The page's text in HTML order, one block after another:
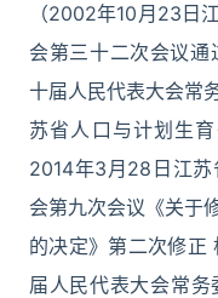
（2002年10月23日
会第三十二次会议
十届人民代表大会常
苏省人口与计划生
2014年3月28日江苏
会第九次会议《关于
的决定》第二次修
届人民代表大会常